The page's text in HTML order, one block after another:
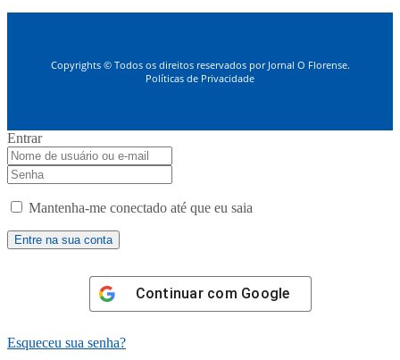
Copyrights © Todos os direitos reservados por Jornal O Florense.
Políticas de Privacidade
Entrar
Mantenha-me conectado até que eu saia
Continuar com Google
Esqueceu sua senha?